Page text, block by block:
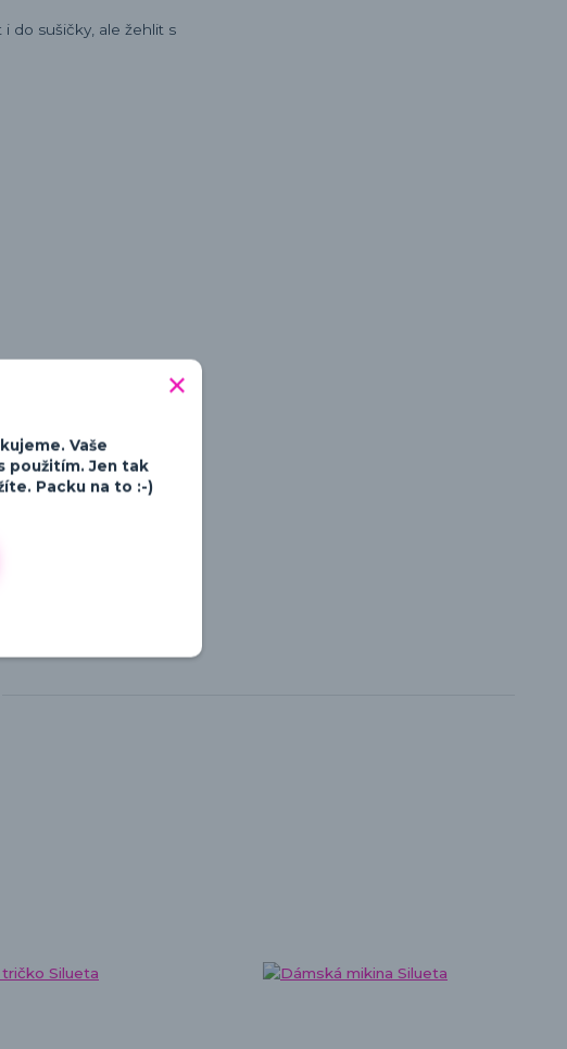
do sušičky, ale žehlit s
po vtipné a hravé
Vaše
použitím. Jen tak
Packu na to :-)